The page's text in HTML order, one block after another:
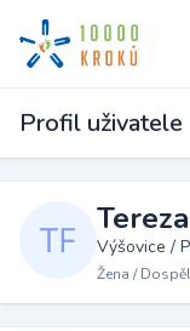
Profil uživatele
Výšovice /
Žena /